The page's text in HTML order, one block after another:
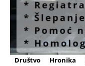
Društvo Hronika